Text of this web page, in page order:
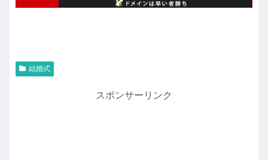
結婚式
スポンサーリンク